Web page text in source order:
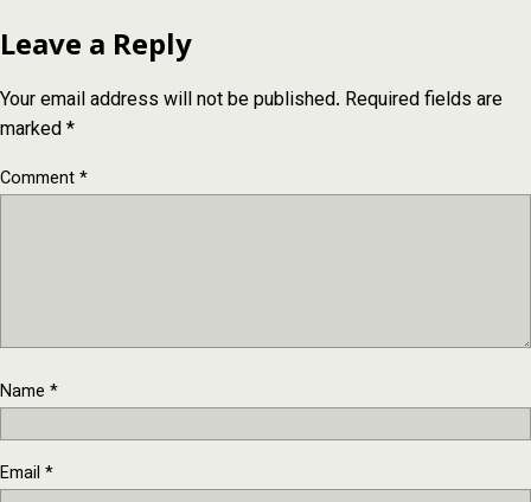
Leave a Reply
Your email address will not be published. Required fields are
marked*
Comment*
Name *
Email *